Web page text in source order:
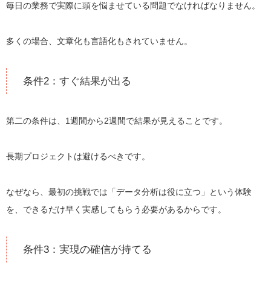
毎日の業務で実際に頭を悩ませている問題でなければなりません。
多くの場合、文章化も言語化もされていません。
条件2：すぐ結果が出る
第二の条件は、1週間から2週間で結果が見えることです。
長期プロジェクトは避けるべきです。
なぜなら、最初の挑戦では「データ分析は役に立つ」という体験
を、できるだけ早く実感してもらう必要があるからです。
条件3：実現の確信が持てる